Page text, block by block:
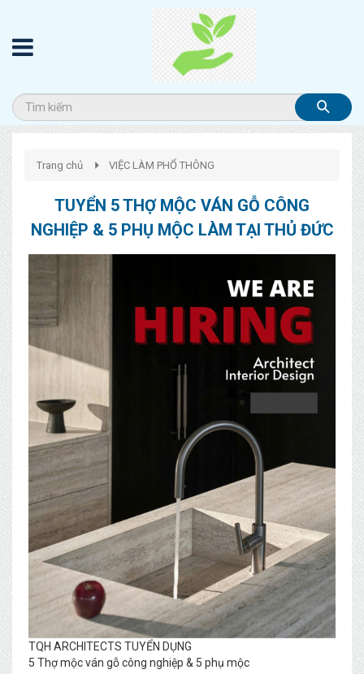
Trang chủ VIỆC LÀM PHỔ THÔNG
TUYỂN 5 THỢ MỘC VÁN GỖ CÔNG
NGHIỆP & 5 PHỤ MỘC LÀM TẠI THỦ ĐỨC
TQH ARCHITECTS TUYỂN DỤNG
5 Thợ mộc ván gỗ công nghiệp & 5 phụ mộc